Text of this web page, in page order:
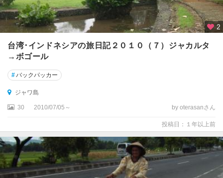
2
台湾･インドネシアの旅日記２０１０（７）ジャカルタ
→ボゴール
#バックパッカー
ジャワ島
30 2010/07/05～ by oterasanさん
投稿日：１年以上前